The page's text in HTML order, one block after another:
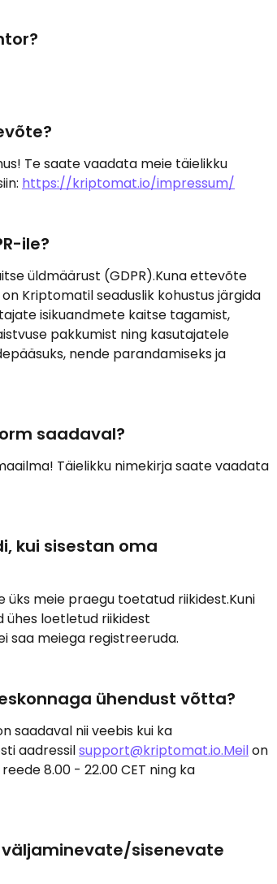
Te saate vaadata meie täielikku
https://kriptomat.io/impressum/
ile?
üldmäärust (GDPR).Kuna ettevõte
Kriptomatil seaduslik kohustus järgida
isikuandmete kaitse tagamist,
pakkumist ning kasutajatele
nende parandamiseks ja
saadaval?
Täielikku nimekirja saate vaadata
kui sisestan oma
üks meie praegu toetatud riikidest.Kuni
loetletud riikidest
saa meiega registreeruda.
ühendust võtta?
saadaval nii veebis kui ka
aadressil support@kriptomat.io.Meil on
8.00 - 22.00 CET ning ka
sisenevate